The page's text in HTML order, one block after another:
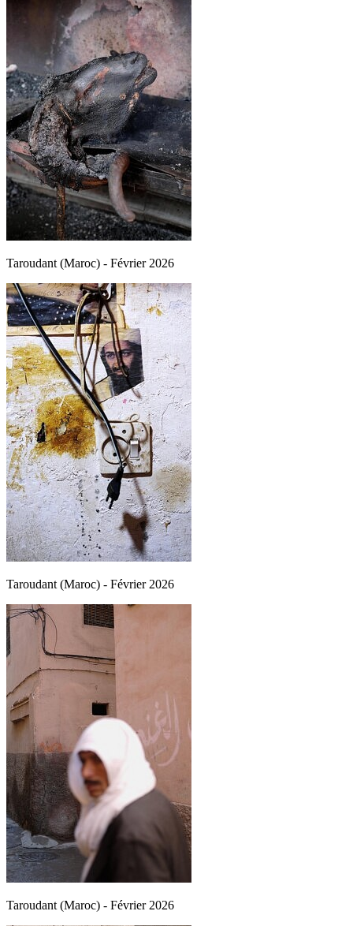
Taroudant (Maroc) - Février 2026
Taroudant (Maroc) - Février 2026
Taroudant (Maroc) - Février 2026